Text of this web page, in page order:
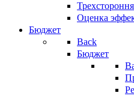
Оценка
Бюджет
Back
Бюджет